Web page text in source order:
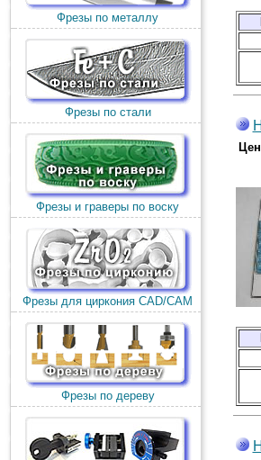
Фрезы по металлу
Фрезы по стали
Фрезы и граверы по воску
Фрезы для циркония CAD/CAM
Фрезы по дереву